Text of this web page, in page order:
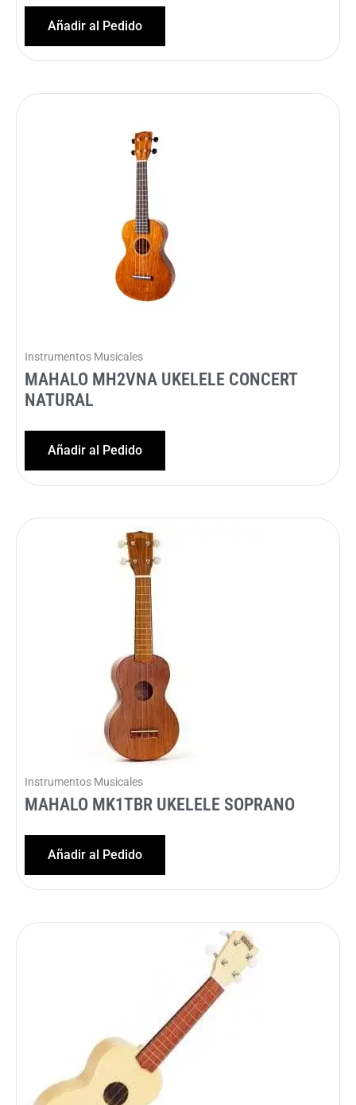
Añadir al Pedido
Instrumentos Musicales
MAHALO MH2VNA UKELELE CONCERT
NATURAL
Añadir al Pedido
Instrumentos Musicales
MAHALO MK1TBR UKELELE SOPRANO
Añadir al Pedido